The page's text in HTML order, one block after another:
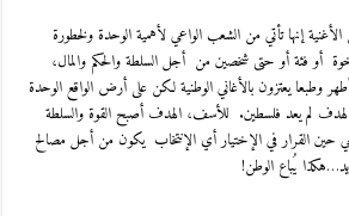
إنها تأتي من الشعب الواعي لأهمية الوحدة ولخطورة
أو فئة أو حتى شخصين من أجل السلطة والحكم والمال،
وطبعا يعتزون بالأغاني الوطنية لكن على أرض الواقع الوحدة
لم يعد فلسطين. للأسف، الهدف أصبح القوة والسلطة
هي حين القرار في الإختيار أي الإنتخاب يكون من أجل مصالح
يُباع الوطن!